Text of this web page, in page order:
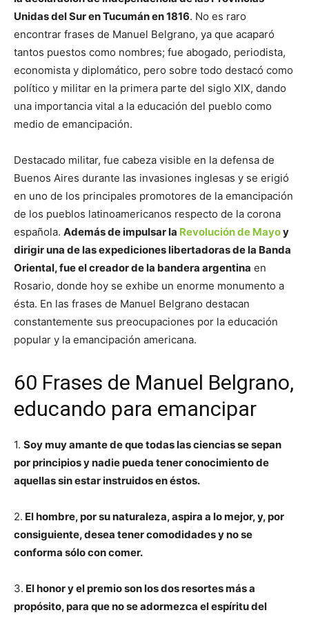
Unidas del Sur en Tucumán en 1816. No es raro
encontrar frases de Manuel Belgrano, ya que acaparó
tantos puestos como nombres; fue abogado, periodista,
economista y diplomático, pero sobre todo destacó como
político y militar en la primera parte del siglo XIX, dando
una importancia vital a la educación del pueblo como
medio de emancipación.
Destacado militar, fue cabeza visible en la defensa de
Buenos Aires durante las invasiones inglesas y se erigió
en uno de los principales promotores de la emancipación
de los pueblos latinoamericanos respecto de la corona
española. Además de impulsar la Revolución de Mayoy
dirigir una de las expediciones libertadoras de la Banda
Oriental, fue el creador de la bandera argentina en
Rosario, donde hoy se exhibe un enorme monumento a
ésta. En las frases de Manuel Belgrano destacan
constantemente sus preocupaciones por la educación
popular y la emancipación americana.
60 Frases de Manuel Belgrano,
educando para emancipar
1. Soy muy amante de que todas las ciencias se sepan
por principios y nadie pueda tener conocimiento de
aquellas sin estar instruidos en éstos.
2. El hombre, por su naturaleza, aspira a lo mejor, y, por
consiguiente, desea tener comodidades y no se
conforma sólo con comer.
3. El honor y el premio son los dos resortes más a
propósito, para que no se adormezca el espíritu del